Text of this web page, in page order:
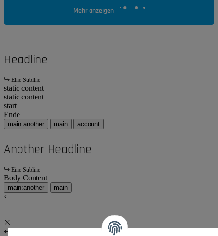
Mehr anzeigen
Headline
Eine Subline
static content
static content
start
Ende
main:another main account
Another Headline
Eine Subline
Body Content
main:another main